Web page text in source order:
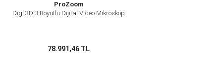
ProZoom
Digi 3D 3 Boyutlu Dijital Video Mikroskop
78.991,46 TL